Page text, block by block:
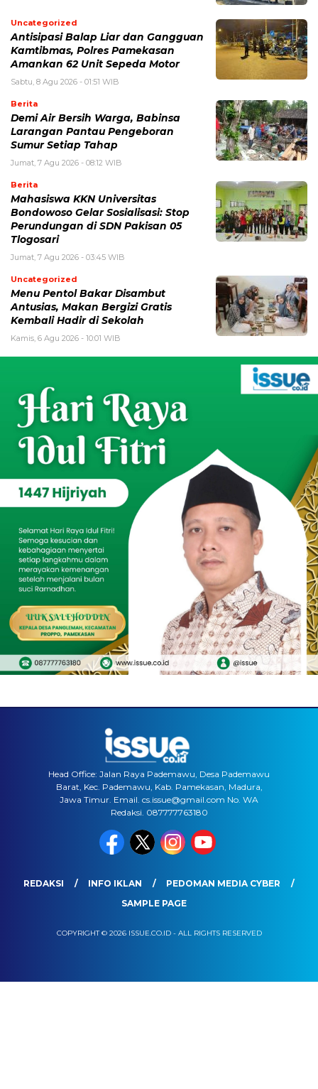
Uncategorized
Antisipasi Balap Liar dan Gangguan
Kamtibmas, Polres Pamekasan
Amankan 62 Unit Sepeda Motor
Sabtu, 8 Agu 2026 - 01:51 WIB
Berita
Demi Air Bersih Warga, Babinsa
Larangan Pantau Pengeboran
Sumur Setiap Tahap
Jumat, 7 Agu 2026 - 08:12 WIB
Berita
Mahasiswa KKN Universitas
Bondowoso Gelar Sosialisasi: Stop
Perundungan di SDN Pakisan 05
Tlogosari
Jumat, 7 Agu 2026 - 03:45 WIB
Uncategorized
Menu Pentol Bakar Disambut
Antusias, Makan Bergizi Gratis
Kembali Hadir di Sekolah
Kamis, 6 Agu 2026 - 10:01 WIB
Head Office: Jalan Raya Pademawu, Desa Pademawu
Barat, Kec. Pademawu, Kab. Pamekasan, Madura,
Jawa Timur. Email. cs.issue@gmail.com No. WA
Redaksi. 087777763180
REDAKSI INFO IKLAN
PEDOMAN MEDIA CYBER
SAMPLE PAGE
COPYRIGHT © 2026 ISSUE.CO.ID - ALL RIGHTS RESERVED